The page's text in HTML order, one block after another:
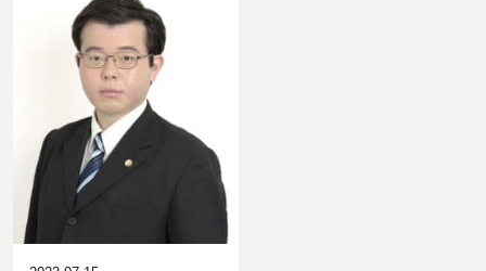
不正競争防止法
住居侵入等
名誉棄損・侮辱